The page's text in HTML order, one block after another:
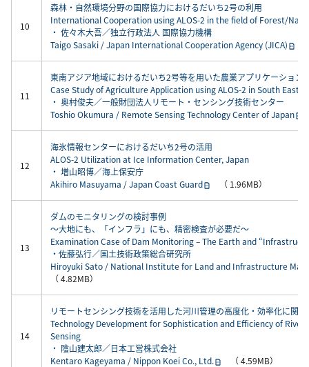
10
森林・自然環境分野の国際協力におけるだいち2号の利用
International Cooperation using ALOS-2 in the field of Forest/
・ 佐々木大吾／独立行政法人 国際協力機構
Taigo Sasaki / Japan International Cooperation Agency (JICA)
11
東南アジア地域におけるだいち2号等を用いた農業アプリケーション
Case Study of Agriculture Application using ALOS-2 in South East
・ 奥村俊夫／一般財団法人リモート・センシング技術センター
Toshio Okumura / Remote Sensing Technology Center of Japan
12
海氷情報センターにおけるだいち2号の活用
ALOS-2 Utilization at Ice Information Center, Japan
・ 増山昭博／海上保安庁
Akihiro Masuyama / Japan Coast Guard
（ 1.96MB）
13
ダムのモニタリングの検討事例
～大地にも、「インフラ」にも、精密検査が必要だ～
Examination Case of Dam Monitoring – The Earth and
・佐藤弘行／国土技術政策総合研究所
Hiroyuki Sato / National Institute for Land and Infrastructure
（ 4.82MB）
14
リモートセンシング技術を活用した河川管理の高度化・効率化に関
Technology Development for Sophistication and Efficiency of
Sensing
・ 陰山建太郎／日本工営株式会社
Kentaro Kageyama / Nippon Koei Co., Ltd.
（ 4.59MB）